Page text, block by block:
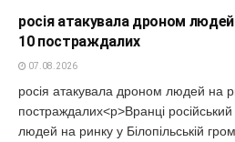
росія атакувала дроном
10 постраждалих
07.08.2026
росія атакувала дроном людей на
постраждалих<p>Вранці російський
людей на ринку у Білопільській